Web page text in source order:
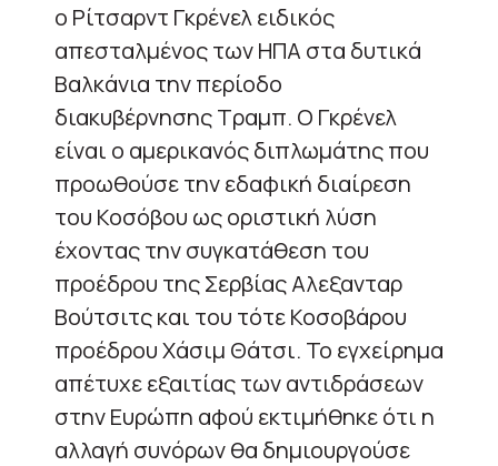
ο Ρίτσαρντ Γκρένελ ειδικός
απεσταλμένος των ΗΠΑ στα δυτικά
Βαλκάνια την περίοδο
διακυβέρνησης Τραμπ. Ο Γκρένελ
είναι ο αμερικανός διπλωμάτης που
προωθούσε την εδαφική διαίρεση
του Κοσόβου ως οριστική λύση
έχοντας την συγκατάθεση του
προέδρου της Σερβίας Αλεξανταρ
Βούτσιτς και του τότε Κοσοβάρου
προέδρου Χάσιμ Θάτσι. Το εγχείρημα
απέτυχε εξαιτίας των αντιδράσεων
στην Ευρώπη αφού εκτιμήθηκε ότι η
αλλαγή συνόρων θα δημιουργούσε